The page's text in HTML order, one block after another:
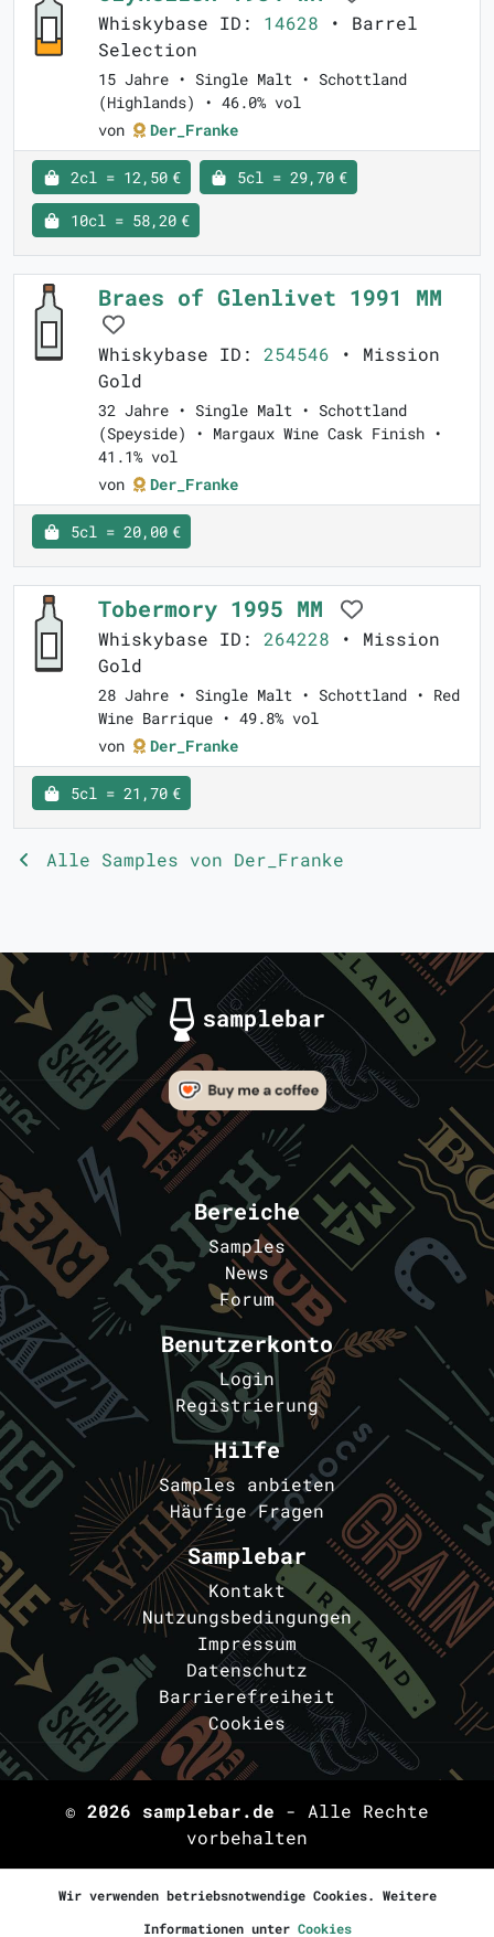
Whiskybase ID: 14628 • Barrel
Selection
15 Jahre • Single Malt • Schottland
(Highlands) • 46.0% vol
von
Der_Franke
2cl = 12,50 € 5cl = 29,70 €
10cl = 58,20 €
Braes of Glenlivet 1991 MM
Whiskybase ID: 254546 • Mission
Gold
32 Jahre • Single Malt • Schottland
(Speyside) • Margaux Wine Cask Finish •
41.1% vol
von
Der_Franke
5cl = 20,00 €
Tobermory 1995 MM
Whiskybase ID: 264228 • Mission
Gold
28 Jahre • Single Malt • Schottland • Red
Wine Barrique • 49.8% vol
von
Der_Franke
5cl = 21,70 €
Alle Samples von Der_Franke
Bereiche
Samples
News
Forum
Benutzerkonto
Login
Registrierung
Hilfe
Samples anbieten
Häufige Fragen
Samplebar
Kontakt
Nutzungsbedingungen
Impressum
Datenschutz
Barrierefreiheit
Cookies
© 2026 samplebar.de - Alle Rechte
vorbehalten
Wir verwenden betriebsnotwendige Cookies. Weitere
Informationen unter Cookies